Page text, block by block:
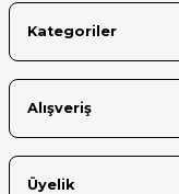
Kategoriler
Alışveriş
Üyelik